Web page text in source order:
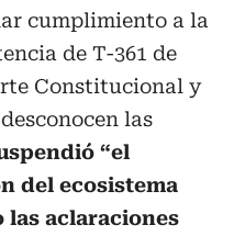
cumplimiento a la
de T-361 de
Constitucional y
las
“el
del ecosistema
aclaraciones